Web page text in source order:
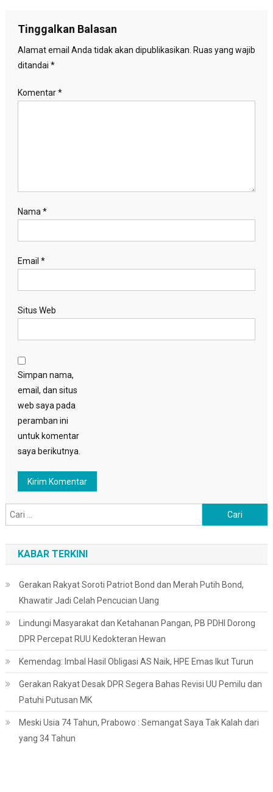
Tinggalkan Balasan
Alamat email Anda tidak akan dipublikasikan. Ruas yang wajib
ditandai *
Komentar*
Nama*
Email *
Situs Web
Simpan nama,
email, dan situs
web saya pada
peramban ini
untuk komentar
saya berikutnya.
untuk:
KABAR TERKINI
Gerakan Rakyat Soroti Patriot Bond dan Merah Putih Bond,
Khawatir Jadi Celah Pencucian Uang
Lindungi Masyarakat dan Ketahanan Pangan, PB PDHI Dorong
DPR Percepat RUU Kedokteran Hewan
Kemendag: Imbal Hasil Obligasi AS Naik, HPE Emas Ikut Turun
Gerakan Rakyat Desak DPR Segera Bahas Revisi UU Pemilu dan
Patuhi Putusan MK
Meski Usia 74 Tahun, Prabowo : Semangat Saya Tak Kalah dari
yang 34 Tahun